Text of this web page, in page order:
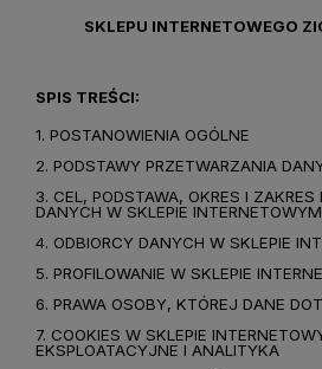
SKLEPU INTERNETOWEGO
SPIS TREŚCI:
1. POSTANOWIENIA OGÓLNE
2. PODSTAWY PRZETWARZANIA
3. CEL, PODSTAWA, OKRES I ZAKRES
DANYCH W SKLEPIE INTERNETOWYM
4. ODBIORCY DANYCH W SKLEPIE
5. PROFILOWANIE W SKLEPIE
6. PRAWA OSOBY, KTÓREJ DANE
7. COOKIES W SKLEPIE
EKSPLOATACYJNE I ANALITYKA